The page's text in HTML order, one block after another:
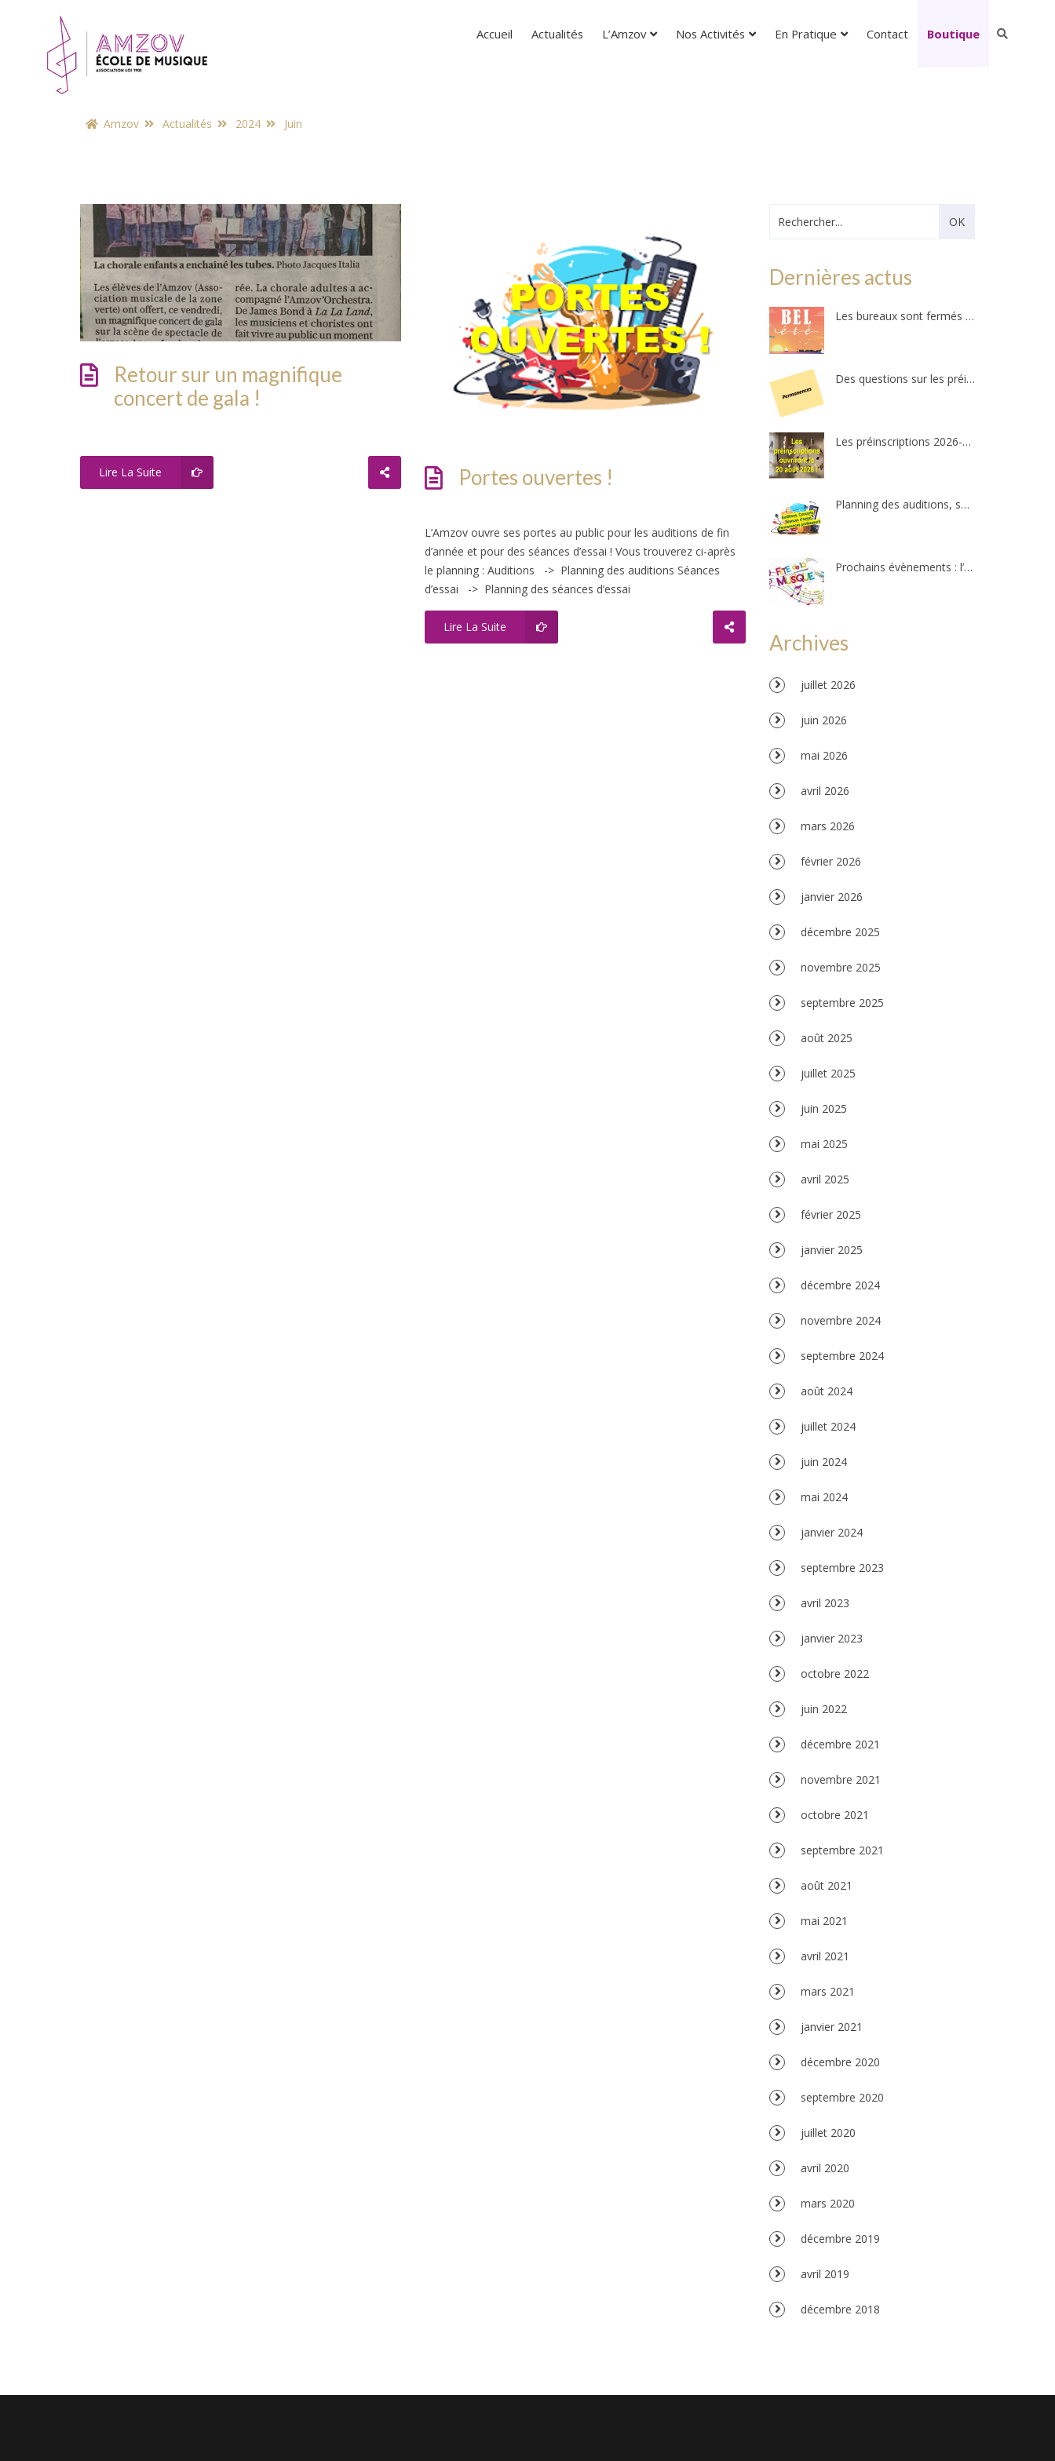
Accueil Actualités L’Amzov Nos Activités En Pratique Contact Boutique
Amzov Actualités 2024 Juin
Retour sur un magnifique
concert de gala !
Lire La Suite Portes ouvertes !
L’Amzov ouvre ses portes au public pour les auditions de fin
d’année et pour des séances d’essai ! Vous trouverez ci-après
le planning : Auditions -> Planning des auditions Séances
d’essai -> Planning des séances d’essai
Lire La Suite
Dernières actus
Les bureaux sont fermés – Ils ouvriront au public le mercredi 26 août 2026 !
Des questions sur les préinscriptions ?
Les préinscriptions 2026-2027 ré-ouvriront le 20 août. Il reste quelques places !
Planning des auditions, séances d’essais et permanences professeurs
Prochains évènements : l’Amzov participe à la fête de la musique !!!
Archives
juillet 2026
juin 2026
mai 2026
avril 2026
mars 2026
février 2026
janvier 2026
décembre 2025
novembre 2025
septembre 2025
août 2025
juillet 2025
juin 2025
mai 2025
avril 2025
février 2025
janvier 2025
décembre 2024
novembre 2024
septembre 2024
août 2024
juillet 2024
juin 2024
mai 2024
janvier 2024
septembre 2023
avril 2023
janvier 2023
octobre 2022
juin 2022
décembre 2021
novembre 2021
octobre 2021
septembre 2021
août 2021
mai 2021
avril 2021
mars 2021
janvier 2021
décembre 2020
septembre 2020
juillet 2020
avril 2020
mars 2020
décembre 2019
avril 2019
décembre 2018